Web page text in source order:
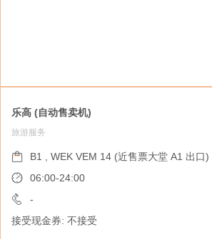
IMC Networks (自动售卖机)
旅游服务
B1 (VEM) , WEK VEM 13 (近售票大堂 A1
06:00-24:00
乐高 (自动售卖机)
旅游服务
B1 , WEK VEM 14 (近售票大堂 A1 出口)
06:00-24:00
-
接受现金券: 不接受